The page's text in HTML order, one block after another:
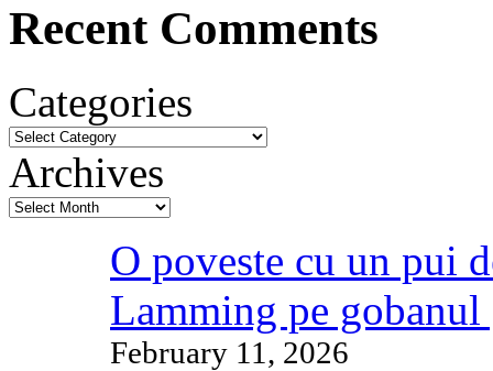
Recent Comments
Categories
Archives
O poveste cu un pui
Lamming pe gobanul
February 11, 2026